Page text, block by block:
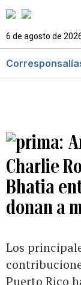
6 de agosto de
Charlie
Bhatia
donan a
Los
Puerto Rico